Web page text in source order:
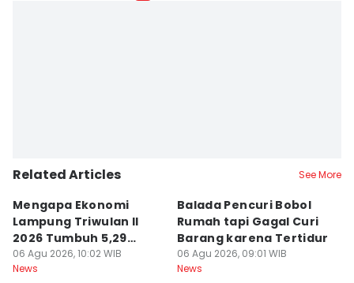
Related Articles See More
Mengapa Ekonomi
Lampung Triwulan II
2026 Tumbuh 5,29
Persen?
06 Agu 2026, 10:02 WIB
News
Balada Pencuri Bobol
Rumah tapi Gagal Curi
Barang karena Tertidur
06 Agu 2026, 09:01 WIB
News